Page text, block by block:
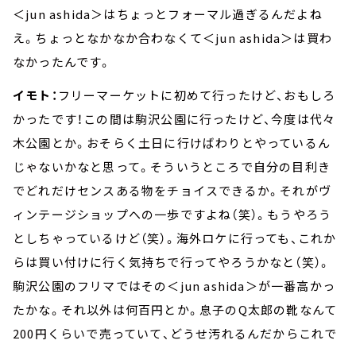
＜jun ashida＞はちょっとフォーマル過ぎるんだよね
え。ちょっとなかなか合わなくて＜jun ashida＞は買わ
なかったんです。
イモト： フリーマーケットに初めて行ったけど、おもしろ
かったです！この間は駒沢公園に行ったけど、今度は代々
木公園とか。おそらく土日に行けばわりとやっているん
じゃないかなと思って。そういうところで自分の目利き
でどれだけセンスある物をチョイスできるか。それがヴ
ィンテージショップへの一歩ですよね（笑）。もうやろう
としちゃっているけど（笑）。海外ロケに行っても、これか
らは買い付けに行く気持ちで行ってやろうかなと（笑）。
駒沢公園のフリマではその＜jun ashida＞が一番高かっ
たかな。それ以外は何百円とか。息子のQ太郎の靴なんて
200円くらいで売っていて、どうせ汚れるんだからこれで